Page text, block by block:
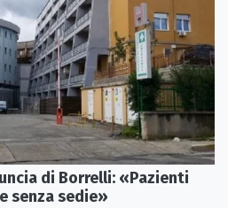
di Borrelli: «Pazienti
senza sedie»